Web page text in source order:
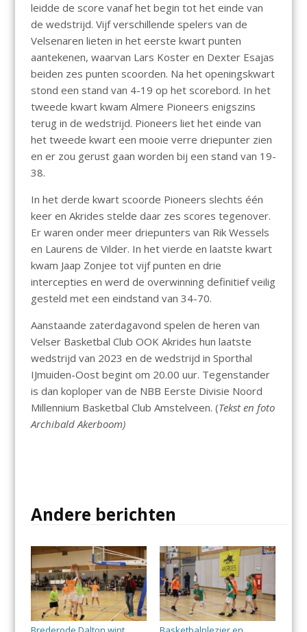
leidde de score vanaf het begin tot het einde van
de wedstrijd. Vijf verschillende spelers van de
Velsenaren lieten in het eerste kwart punten
aantekenen, waarvan Lars Koster en Dexter Esajas
beiden zes punten scoorden. Na het openingskwart
stond een stand van 4-19 op het scorebord. In het
tweede kwart kwam Almere Pioneers enigszins
terug in de wedstrijd. Pioneers liet het einde van
het tweede kwart een mooie verre driepunter zien
en er zou gerust gaan worden bij een stand van 19-
38.
In het derde kwart scoorde Pioneers slechts één
keer en Akrides stelde daar zes scores tegenover.
Er waren onder meer driepunters van Rik Wessels
en Laurens de Vilder. In het vierde en laatste kwart
kwam Jaap Zonjee tot vijf punten en drie
intercepties en werd de overwinning definitief veilig
gesteld met een eindstand van 34-70.
Aanstaande zaterdagavond spelen de heren van
Velser Basketbal Club OOK Akrides hun laatste
wedstrijd van 2023 en de wedstrijd in Sporthal
IJmuiden-Oost begint om 20.00 uur. Tegenstander
is dan koploper van de NBB Eerste Divisie Noord
Millennium Basketbal Club Amstelveen. (Tekst en foto
Archibald Akerboom)
Andere berichten